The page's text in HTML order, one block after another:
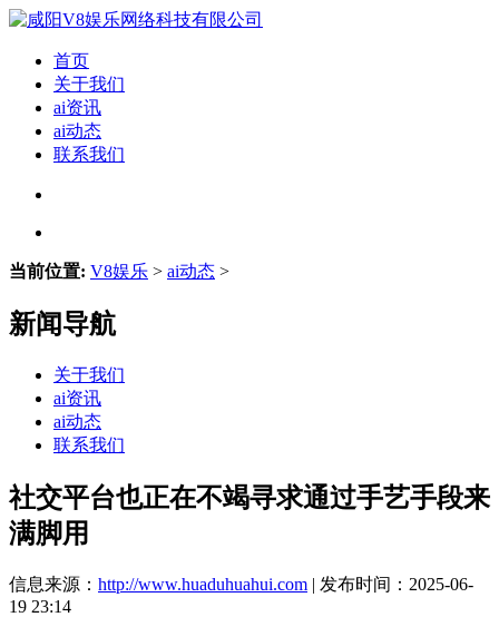
首页
关于我们
ai资讯
ai动态
联系我们
当前位置: V8娱乐 > ai动态 >
新闻导航
关于我们
ai资讯
ai动态
联系我们
社交平台也正在不竭寻求通过手艺手段来
满脚用
信息来源： http://www.huaduhuahui.com | 发布时间：2025-06-
19 23:14